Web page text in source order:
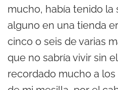
mucho, había tenido
alguno en una tienda
cinco o seis de varias
que no sabría vivir sin
recordado mucho a